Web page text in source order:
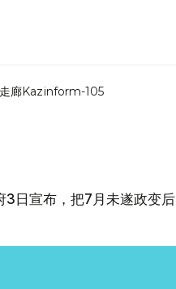
廊Kazinform-105
日宣布，把7月未遂政变